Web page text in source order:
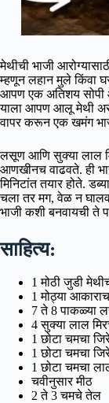
मेथीची भाजी
म्हणून लहान मुले किंवा
आपण एक अतिशय सोपी
याला आपण आलू मेथी
वापर करून एक खमंग
लसूण आणि सुक्या लाल
आणखीनच वाढवते. ही
मिनिटांत तयार होते.
चला तर मग, वेळ न
भाजी कशी बनवायची ते
साहित्य:
1 मोठी जुडी
1 मोठ्या
7 ते 8 पाकळ्या
4 सुक्या लाल
1 छोटा चमचा
1 छोटा चमचा
1 छोटा चमचा
चवीनुसार मीठ
2 ते 3 चमचे तेल